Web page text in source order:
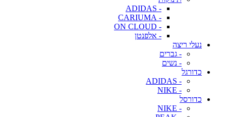
- ADIDAS
- CARIUMA
- ON CLOUD
- אלפנטן
נעלי ריצה
- גברים
- נשים
כדורגל
- ADIDAS
- NIKE
כדורסל
- NIKE